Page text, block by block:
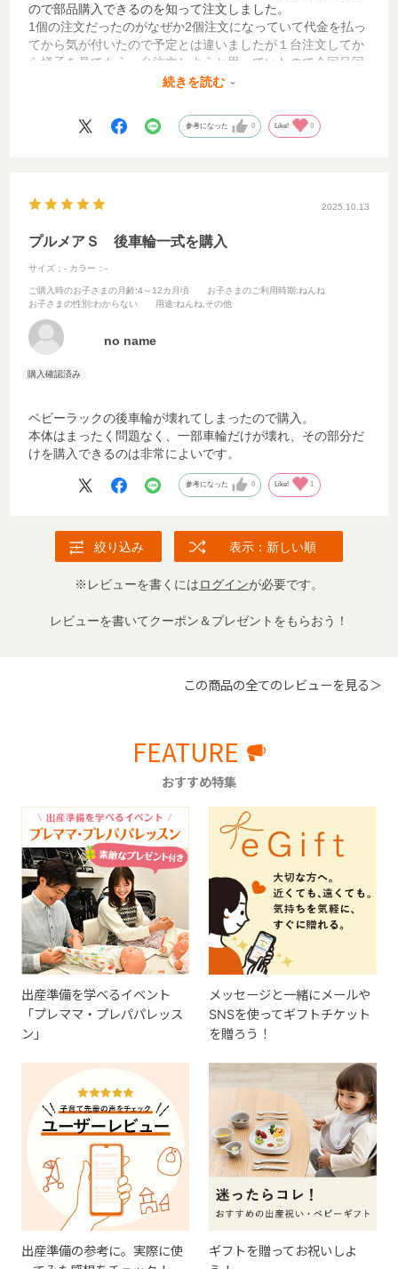
ので部品購入できるのを知って注文しました。
1個の注文だったのがなぜか2個注文になっていて代金を払っ
てから気が付いたので予定とは違いましたが１台注文してか
ら様子を見てもう一台注文しようと思っていたので今回足回
りが新しくなりまた使えるようになったのでそのままもう一
こども園ではまだまだ需要があるので部品が売っているのは
非常に助かります。
続きを読む
参考になった 0 Like! 0
2025.10.13
プルメアＳ 後車輪一式を購入
サイズ：- カラー：-
ご購入時のお子さまの月齢:4～12カ月頃 お子さまのご利用時期:ねんね
お子さまの性別 :わからない 用途:ねんね,その他
no name
ベビーラックの後車輪が壊れてしまったので購入。
本体はまったく問題なく、一部車輪だけが壊れ、その部分だ
けを購入できるのは非常によいです。
参考になった 0 Like! 1
絞り込み 表示：新しい順
※レビューを書くにはログインが必要です。
レビューを書いてクーポン＆プレゼントをもらおう！
この商品の全てのレビューを見る＞
FEATURE
おすすめ特集
出産準備を学べるイベント
「プレママ・プレパパレッス
ン」
メッセージと一緒にメールや
SNSを使ってギフトチケット
を贈ろう！
出産準備の参考に。実際に使
ギフトを贈ってお祝いしよ